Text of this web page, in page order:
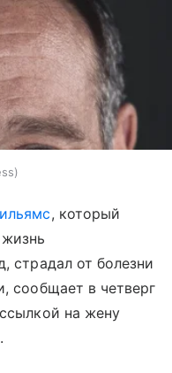
, который
страдал от болезни
сообщает в четверг
на жену